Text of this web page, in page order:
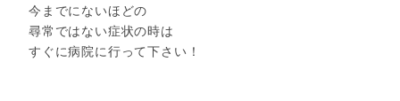
今までにないほどの
尋常ではない症状の時は
すぐに病院に行って下さい！